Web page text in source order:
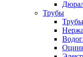
Трубы
Трубы